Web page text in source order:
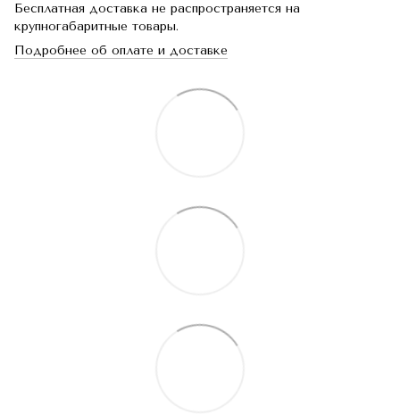
Бесплатная доставка не распространяется на
крупногабаритные товары.
Подробнее об оплате и доставке